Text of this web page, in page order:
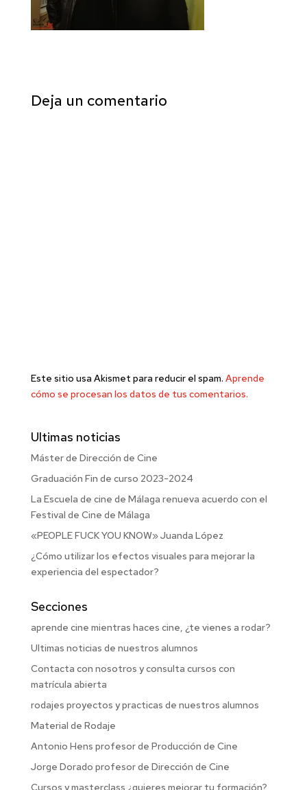
Deja un comentario
Este sitio usa Akismet para reducir el spam. Aprende
cómo se procesan los datos de tus comentarios.
Ultimas noticias
Máster de Dirección de Cine
Graduación Fin de curso 2023-2024
La Escuela de cine de Málaga renueva acuerdo con el
Festival de Cine de Málaga
«PEOPLE FUCK YOU KNOW» Juanda López
¿Cómo utilizar los efectos visuales para mejorar la
experiencia del espectador?
Secciones
aprende cine mientras haces cine, ¿te vienes a rodar?
Ultimas noticias de nuestros alumnos
Contacta con nosotros y consulta cursos con
matrícula abierta
rodajes proyectos y practicas de nuestros alumnos
Material de Rodaje
Antonio Hens profesor de Producción de Cine
Jorge Dorado profesor de Dirección de Cine
Cursos y masterclass ¿quieres mejorar tu formación?